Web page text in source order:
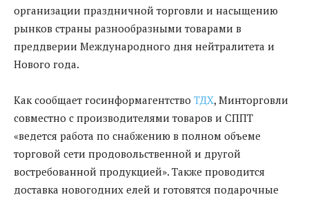
организации праздничной торговли и насыщению
рынков страны разнообразными товарами в
преддверии Международного дня нейтралитета и
Нового года.
Как сообщает госинформагентство ТДХ, Минторговли
совместно с производителями товаров и СППТ
«ведется работа по снабжению в полном объеме
торговой сети продовольственной и другой
востребованной продукцией». Также проводится
доставка новогодних елей и готовятся подарочные